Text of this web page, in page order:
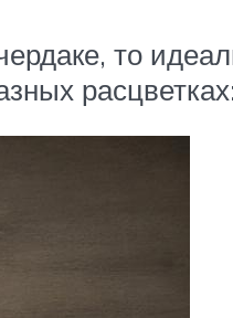
то
расцветках: